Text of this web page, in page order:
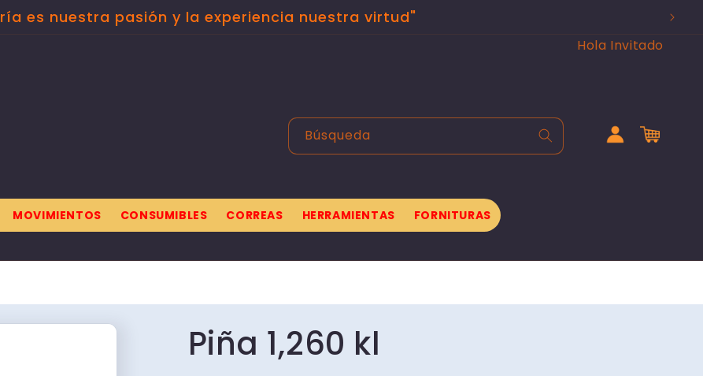
es nuestra pasión y la experiencia nuestra virtud"
Hola Invitado
MOVIMIENTOS CONSUMIBLES CORREAS HERRAMIENTAS FORNITURAS
Búsqueda
Iniciar
sesión
Carrito
Piña 1,260 kl